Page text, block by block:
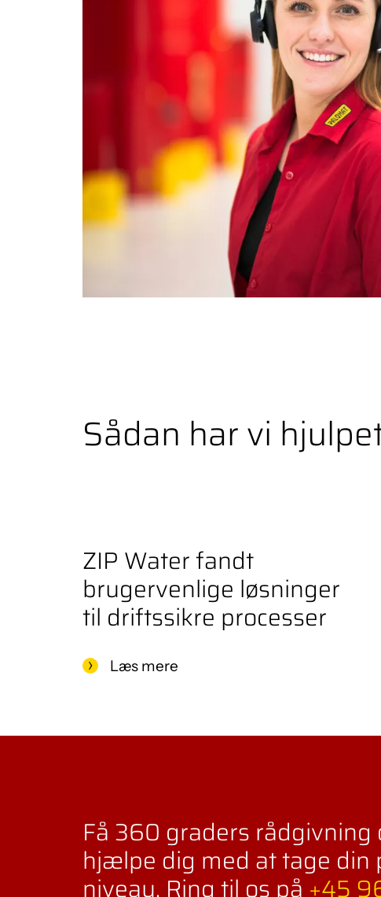
Sådan har vi
ZIP Water fandt
brugervenlige løsninger
til driftssikre processer
Læs mere
Få 360 graders rådgivning
hjælpe dig med at tage
niveau. Ring til os på +45